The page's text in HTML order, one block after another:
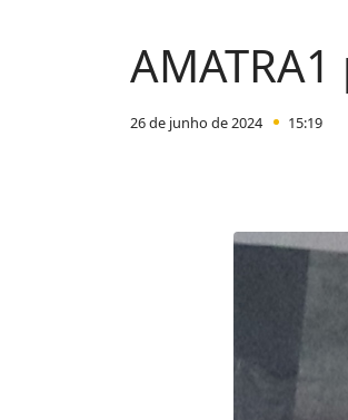
26 de junho de 2024 15:19